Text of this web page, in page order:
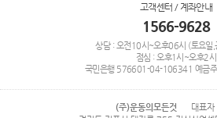
고객센터 / 계좌안내
1566-9628
상담 : 오전10시~오후06시 (토요일,
점심 : 오후1시~오후2시
국민은행 576601-04-106341 예금
(주)운동의모든것
대표자